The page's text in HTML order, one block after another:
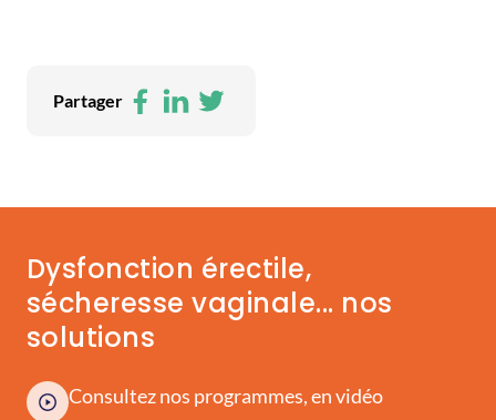
Partager Facebook
LinkedIn
Twitter
Dysfonction érectile,
sécheresse vaginale... nos
solutions
Consultez nos programmes, en vidéo